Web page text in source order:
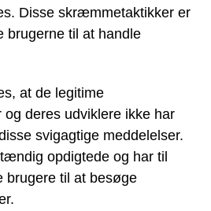
Disse skræmmetaktikker er
brugerne til at handle
at de legitime
deres udviklere ikke har
svigagtige meddelelser.
opdigtede og har til
brugere til at besøge